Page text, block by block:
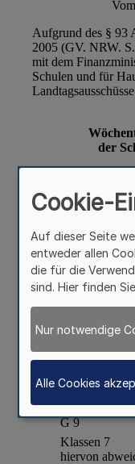
Cookie-
Auf dieser Seite
entweder allen
die für die
sind. Hier finden
Nur notwendige
Alle Cookies